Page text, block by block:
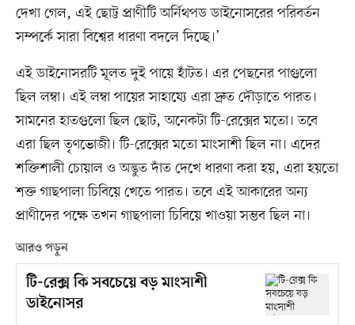
দেখা গেল, এই ছোট্ট প্রাণীটি অর্নিথপড ডাইনোসরের পরিবর্তন
সম্পর্কে সারা বিশ্বের ধারণা বদলে দিচ্ছে।’
এই ডাইনোসরটি মূলত দুই পায়ে হাঁটত। এর পেছনের পাগুলো
ছিল লম্বা। এই লম্বা পায়ের সাহায্যে এরা দ্রুত দৌড়াতে পারত।
সামনের হাতগুলো ছিল ছোট, অনেকটা টি-রেক্সের মতো। তবে
এরা ছিল তৃণভোজী। টি-রেক্সের মতো মাংসাশী ছিল না। এদের
শক্তিশালী চোয়াল ও অদ্ভুত দাঁত দেখে ধারণা করা হয়, এরা হয়তো
শক্ত গাছপালা চিবিয়ে খেতে পারত। তবে এই আকারের অন্য
প্রাণীদের পক্ষে তখন গাছপালা চিবিয়ে খাওয়া সম্ভব ছিল না।
আরও পড়ুন
টি-রেক্স কি সবচেয়ে বড় মাংসাশী
ডাইনোসর